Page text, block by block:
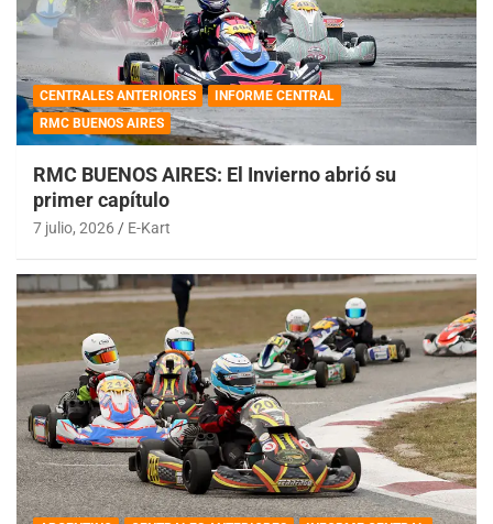
CENTRALES ANTERIORES
INFORME CENTRAL
RMC BUENOS AIRES
RMC BUENOS AIRES: El Invierno abrió su
primer capítulo
7 julio, 2026 E-Kart